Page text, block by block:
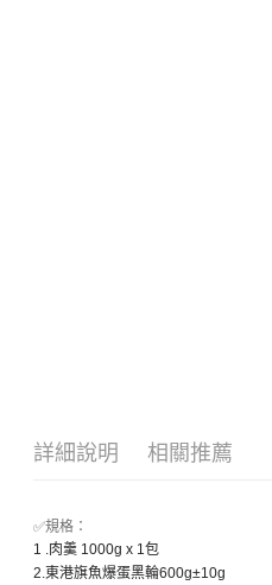
詳細說明 相關推薦
✅規格：
1 .肉羹 1000g x 1包
2.東港旗魚爆蛋黑輪600g±10g